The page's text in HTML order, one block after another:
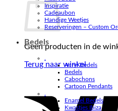
Geen producten in de
Terug naar winkel
Inspiratie
Cadeaubon
Handige Weetjes
Reserveringen – Custom
Bedels
.
Acryl Bedels
Bedels
Cabochons
Cartoon Pendants
.
Enamel Bedels
Kwastjes Ibiza